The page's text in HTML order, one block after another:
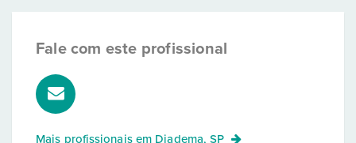
Fale com este profissional
Mais profissionais em Diadema, SP